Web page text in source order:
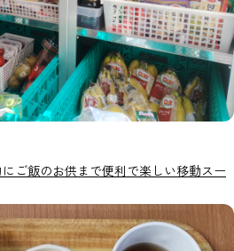
ご飯のお供まで便利で楽しい移動スー